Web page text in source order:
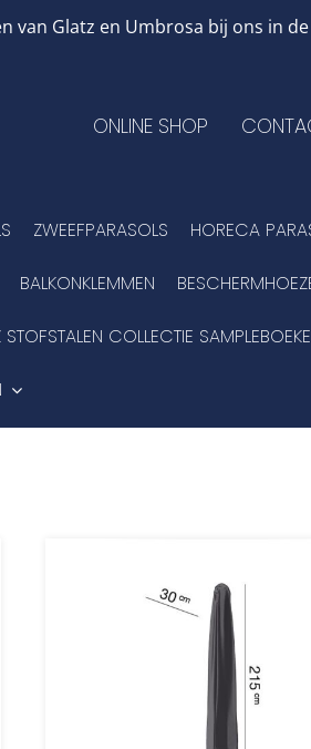
van Glatz en Umbrosa bij ons in
ONLINE SHOP
ZWEEFPARASOLS HORECA
BALKONKLEMMEN
STOFSTALEN COLLECTIE